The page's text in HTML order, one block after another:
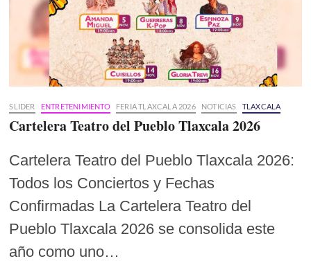
SLIDER ENTRETENIMIENTO FERIA TLAXCALA 2026 NOTICIAS TLAXCALA
Cartelera Teatro del Pueblo Tlaxcala 2026
Cartelera Teatro del Pueblo Tlaxcala 2026:
Todos los Conciertos y Fechas
Confirmadas La Cartelera Teatro del
Pueblo Tlaxcala 2026 se consolida este
año como uno…